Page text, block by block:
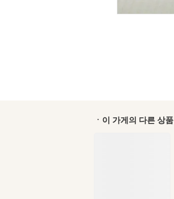
ㆍ이 가게의 다른 상품